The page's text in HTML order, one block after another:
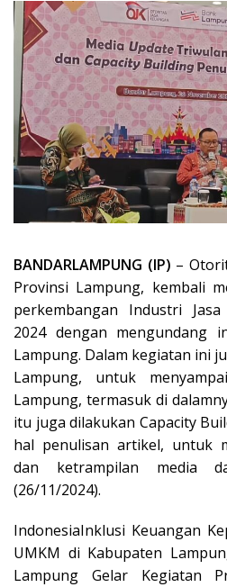
BANDARLAMPUNG (IP) –
Provinsi Lampung, kembali
perkembangan Industri
2024 dengan mengundang
Lampung. Dalam kegiatan ini
Lampung, untuk
Lampung, termasuk di
itu juga dilakukan Capacity
hal penulisan artikel, untuk
dan ketrampilan media
(26/11/2024).
IndonesiaInklusi Keuangan
UMKM di Kabupaten
Lampung Gelar Kegiatan